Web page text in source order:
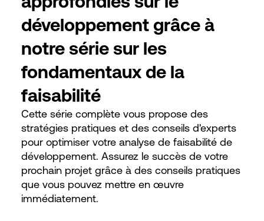
développement grâce à
notre série sur les
fondamentaux de la
faisabilité
Cette série complète vous propose des
stratégies pratiques et des conseils d'experts
pour optimiser votre analyse de faisabilité de
développement. Assurez le succès de votre
prochain projet grâce à des conseils pratiques
que vous pouvez mettre en œuvre
immédiatement.